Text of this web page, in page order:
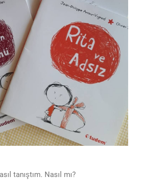
tanıştım. Nasıl mı?